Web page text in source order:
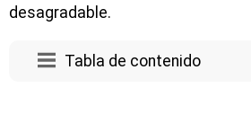
desagradable.
Tabla de contenido